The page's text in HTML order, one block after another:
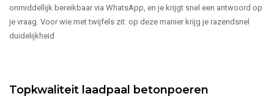
onmiddellijk bereikbaar via WhatsApp, en je krijgt snel een antwoord op
je vraag. Voor wie met twijfels zit: op deze manier krijg je razendsnel
duidelijkheid
Topkwaliteit laadpaal betonpoeren